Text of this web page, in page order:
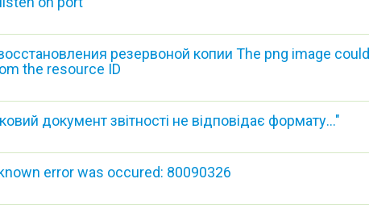
резервоной копии The png image could
the resource ID
документ звітності не відповідає формату..."
error was occured: 80090326